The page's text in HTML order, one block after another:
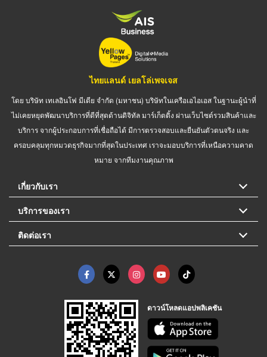
ไทยแลนด์ เยลโล่เพจเจส
โดย บริษัท เทเลอินโฟ มีเดีย จำกัด (มหาชน) บริษัทในเครือเอไอเอส ในฐานะผู้นำที่
ไม่เคยหยุดพัฒนาบริการที่ดีที่สุดด้านดิจิทัล มาร์เก็ตติ้ง ผ่านเว็บไซต์รวมสินค้าและ
บริการ จากผู้ประกอบการที่เชื่อถือได้ มีการตรวจสอบและยืนยันตัวตนจริง และ
ครอบคลุมทุกหมวดธุรกิจมากที่สุดในประเทศ เราจะมอบบริการที่เหนือความคาด
หมาย จากทีมงานคุณภาพ
เกี่ยวกับเรา
บริการของเรา
ติดต่อเรา
ดาวน์โหลดแอปพลิเคชัน